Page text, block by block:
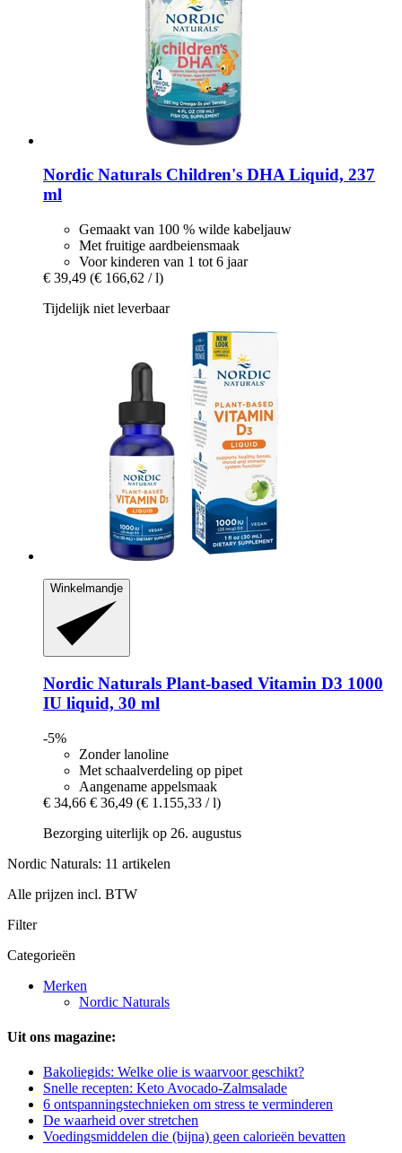
Nordic Naturals Children's DHA Liquid, 237
ml
Gemaakt van 100 % wilde kabeljauw
Met fruitige aardbeiensmaak
Voor kinderen van 1 tot 6 jaar
€ 39,49 (€ 166,62 / l)
Tijdelijk niet leverbaar
Winkelmandje
Nordic Naturals Plant-​based Vitamin D3 1000
IU liquid, 30 ml
-5%
Zonder lanoline
Met schaalverdeling op pipet
Aangename appelsmaak
€ 34,66 € 36,49 (€ 1.155,33 / l)
Bezorging uiterlijk op 26. augustus
Nordic Naturals: 11 artikelen
Alle prijzen incl. BTW
Filter
Categorieën
Merken
Nordic Naturals
Uit ons magazine:
Bakoliegids: Welke olie is waarvoor geschikt?
Snelle recepten: Keto Avocado-Zalmsalade
6 ontspanningstechnieken om stress te verminderen
De waarheid over stretchen
Voedingsmiddelen die (bijna) geen calorieën bevatten